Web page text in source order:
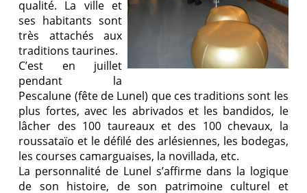
qualité. La ville et
ses habitants sont
très attachés aux
traditions taurines.
C’est en juillet
pendant la
Pescalune (fête de Lunel) que ces traditions sont les
plus fortes, avec les abrivados et les bandidos, le
lâcher des 100 taureaux et des 100 chevaux, la
roussataïo et le défilé des arlésiennes, les bodegas,
les courses camarguaises, la novillada, etc.
La personnalité de Lunel s’affirme dans la logique
de son histoire, de son patrimoine culturel et